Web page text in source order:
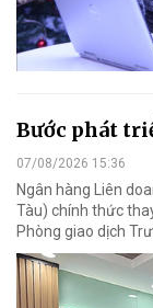
Bước phát
07/08/2026 15:36
Ngân hàng Liên
Tàu) chính thức
Phòng giao dịch